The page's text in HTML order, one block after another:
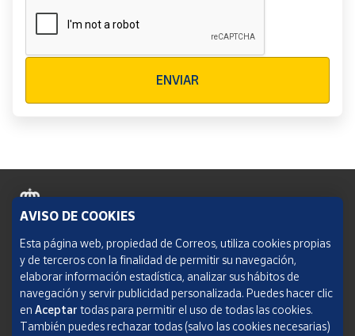
ENVIAR
Política de cookies
Aviso legal
Condiciones del servicio
AVISO DE COOKIES
Esta página web, propiedad de Correos, utiliza cookies propias
y de terceros con la finalidad de permitir su navegación,
elaborar información estadística, analizar sus hábitos de
navegación y servir publicidad personalizada. Puedes hacer clic
en Aceptar todas para permitir el uso de todas las cookies.
También puedes rechazar todas (salvo las cookies necesarias)